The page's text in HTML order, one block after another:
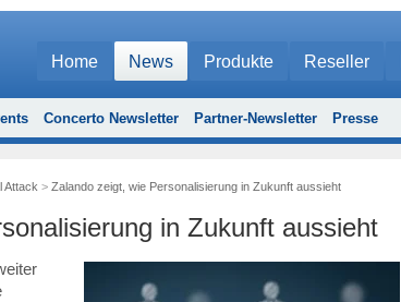
Home News Produkte Reseller
Concerto Newsletter Partner-Newsletter Presse
Attack > Zalando zeigt, wie Personalisierung in Zukunft aussieht
in Zukunft aussieht